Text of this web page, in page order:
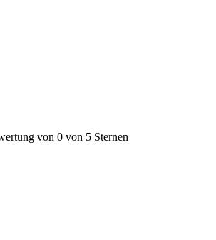
von 0 von 5 Sternen